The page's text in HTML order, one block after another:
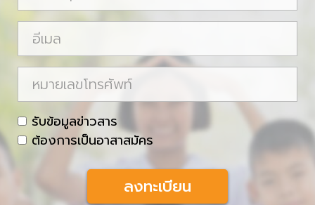
ง
ม
กุ
ม
า
ย
เ
c
h
รับข้อมูลข่าวสาร
ต้องการเป็นอาสาสมัคร